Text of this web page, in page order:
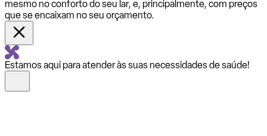
mesmo no conforto do seu lar, e, principalmente, com preços
que se encaixam no seu orçamento.
Estamos aqui para atender às suas necessidades de saúde!